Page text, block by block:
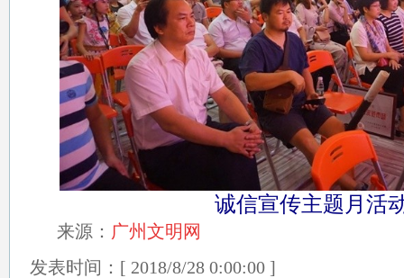
诚信宣传主题月活
来源： 广州文明网
发表时间：[ 2018/8/28 0:00:00 ]